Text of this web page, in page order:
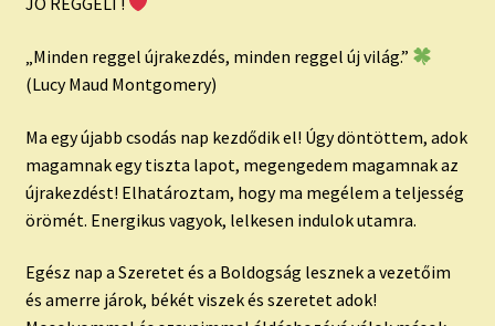
ÍRJ NEKEM!
IRATKOZZ FEL A VIDEÓ CSATORNÁNKRA!
TAROT ELEMZÉS MEGRENDELÉSE LIMITÁLT!
„Minden reggel újrakezdés, minden reggel új világ.”
(Lucy Maud Montgomery)
Ma egy újabb csodás nap kezdődik el! Úgy döntöttem, adok
magamnak egy tiszta lapot, megengedem magamnak az
újrakezdést! Elhatároztam, hogy ma megélem a teljesség
örömét. Energikus vagyok, lelkesen indulok utamra.
Egész nap a Szeretet és a Boldogság lesznek a vezetőim
és amerre járok, békét viszek és szeretet adok!